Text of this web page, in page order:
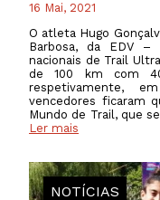
16 Mai, 2021
O atleta Hugo
Barbosa, da EDV –
nacionais de Trail
de 100 km com
respetivamente,
vencedores ficaram
Mundo de Trail, que
Ler mais
NOTÍCIAS